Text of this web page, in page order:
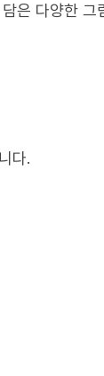
은 다양한 그
다.